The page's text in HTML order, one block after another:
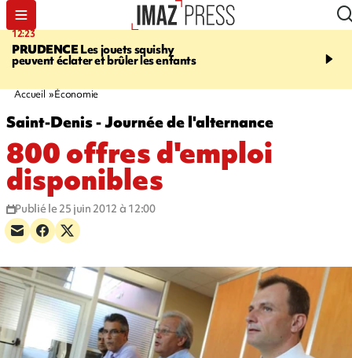
12:23
PRUDENCELes jouets squishy
peuvent éclater et brûler les enfants
12:03
commerciales - 160
Accueil Économie
Saint-Denis - Journée de l'alternance
800 offres d'emploi
disponibles
Publié le 25 juin 2012 à 12:00